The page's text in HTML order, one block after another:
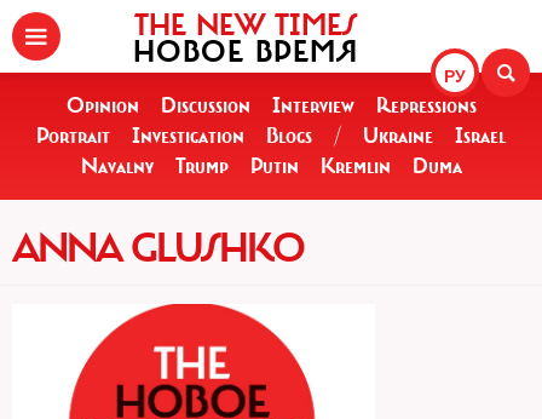
РУ
THE NEW TIMES
НОВОЕ ВРЕМЯ
Opinion Discussion Interview
Repressions
Portrait
Investigation Blogs / Ukraine
Israel
Navalny
Trump Putin Kremlin Duma
ANNA GLUSHKO